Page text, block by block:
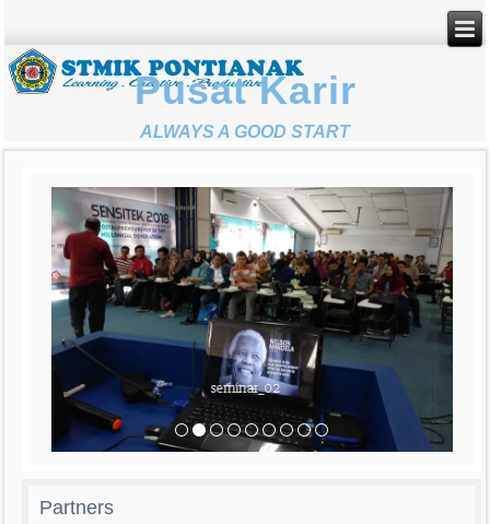
Pusat Karir
ALWAYS A GOOD START
seminar_02
Partners